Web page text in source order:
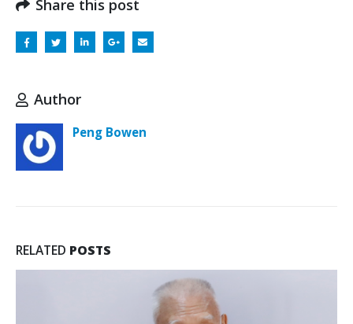
Share this post
Author
Peng Bowen
RELATED POSTS